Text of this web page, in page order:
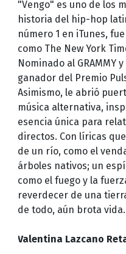
"Vengo" es uno de los
historia del hip-hop
número 1 en iTunes,
como The New York
Nominado al GRAMMY
ganador del Premio
Asimismo, le abrió
música alternativa,
esencia única para
directos. Con líricas
de un río, como el
árboles nativos; un
como el fuego y la
reverdecer de una
de todo, aún brota vida.
Valentina Lazcano